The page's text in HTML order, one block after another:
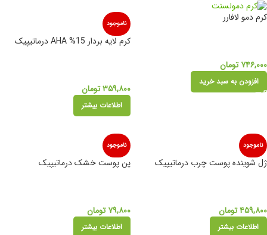
کرم دمو لافارر
۷۴۶,۰۰۰ تومان
افزودن به سبد خرید
ناموجود
کرم لایه بردار 15% AHA درماتیپیک
۳۵۹,۸۰۰تومان
اطلاعات بیشتر
ناموجود
ژل شوینده پوست چرب درماتیپیک
۴۵۹,۸۰۰تومان
اطلاعات بیشتر
ناموجود
پن پوست خشک درماتیپیک
۷۹,۸۰۰ تومان
اطلاعات بیشتر